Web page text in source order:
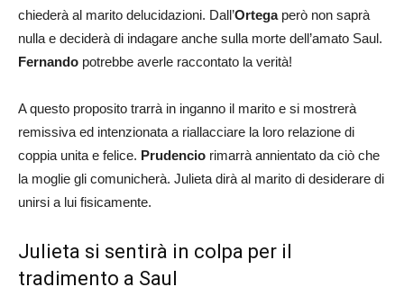
chiederà al marito delucidazioni. Dall’Ortegaperò non saprà
nulla e deciderà di indagare anche sulla morte dell’amato Saul.
Fernando potrebbe averle raccontato la verità!
A questo proposito trarrà in inganno il marito e si mostrerà
remissiva ed intenzionata a riallacciare la loro relazione di
coppia unita e felice. Prudencio rimarrà annientato da ciò che
la moglie gli comunicherà. Julieta dirà al marito di desiderare di
unirsi a lui fisicamente.
Julieta si sentirà in colpa per il
tradimento a Saul